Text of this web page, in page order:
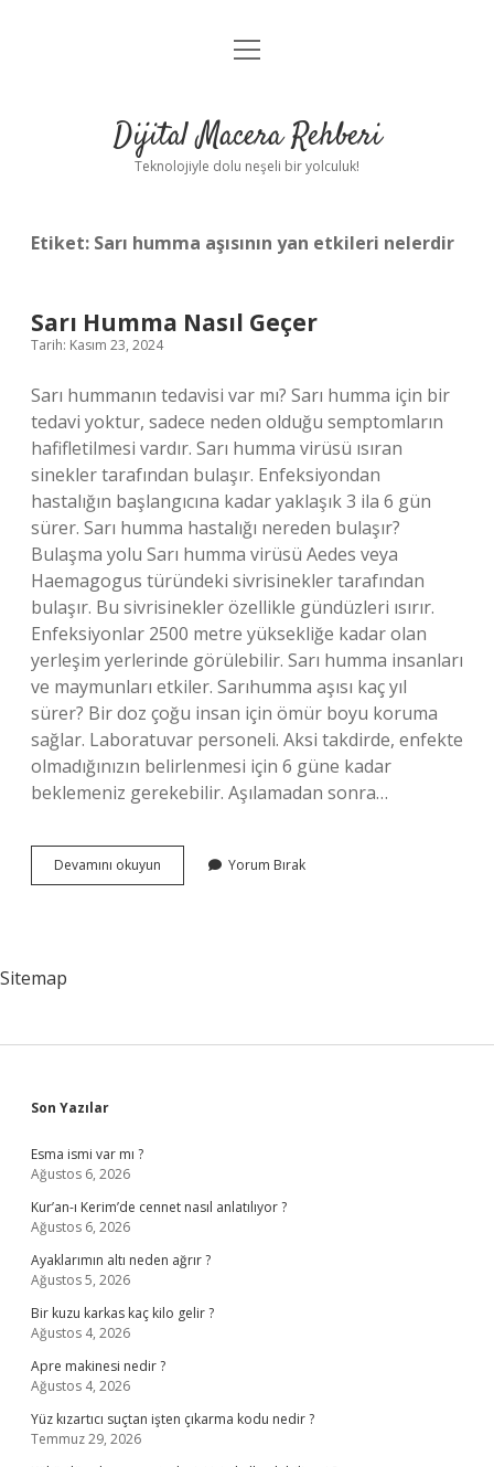
Anasayfa
Yasal Uyarı
menüyü
Dijital Macera Rehberi
Teknolojiyle dolu neşeli bir yolculuk!
Etiket: Sarı humma aşısının yan etkileri nelerdir
Sarı Humma Nasıl Geçer
Tarih: Kasım 23, 2024
Sarı hummanın tedavisi var mı? Sarı humma için bir
tedavi yoktur, sadece neden olduğu semptomların
hafifletilmesi vardır. Sarı humma virüsü ısıran
sinekler tarafından bulaşır. Enfeksiyondan
hastalığın başlangıcına kadar yaklaşık 3 ila 6 gün
sürer. Sarı humma hastalığı nereden bulaşır?
Bulaşma yolu Sarı humma virüsü Aedes veya
Haemagogus türündeki sivrisinekler tarafından
bulaşır. Bu sivrisinekler özellikle gündüzleri ısırır.
Enfeksiyonlar 2500 metre yüksekliğe kadar olan
yerleşim yerlerinde görülebilir. Sarı humma insanları
ve maymunları etkiler. Sarıhumma aşısı kaç yıl
sürer? Bir doz çoğu insan için ömür boyu koruma
sağlar. Laboratuvar personeli. Aksi takdirde, enfekte
olmadığınızın belirlenmesi için 6 güne kadar
beklemeniz gerekebilir. Aşılamadan sonra…
Devamını okuyun
Humma
Yorum Bırak
Sitemap
Sidebar
Son Yazılar
Esma ismi var mı ?
Ağustos 6, 2026
Kur’an-ı Kerim’de cennet nasıl anlatılıyor ?
Ağustos 6, 2026
Ayaklarımın altı neden ağrır ?
Ağustos 5, 2026
Bir kuzu karkas kaç kilo gelir ?
Ağustos 4, 2026
Apre makinesi nedir ?
Ağustos 4, 2026
Yüz kızartıcı suçtan işten çıkarma kodu nedir ?
Temmuz 29, 2026